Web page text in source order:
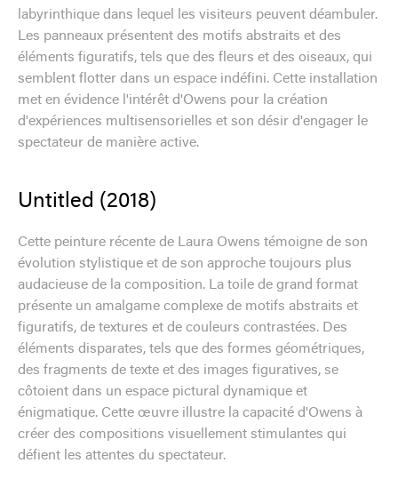
labyrinthique dans lequel les visiteurs peuvent déambuler.
Les panneaux présentent des motifs abstraits et des
éléments figuratifs, tels que des fleurs et des oiseaux, qui
semblent flotter dans un espace indéfini. Cette installation
met en évidence l'intérêt d'Owens pour la création
d'expériences multisensorielles et son désir d'engager le
spectateur de manière active.
Untitled (2018)
Cette peinture récente de Laura Owens témoigne de son
évolution stylistique et de son approche toujours plus
audacieuse de la composition. La toile de grand format
présente un amalgame complexe de motifs abstraits et
figuratifs, de textures et de couleurs contrastées. Des
éléments disparates, tels que des formes géométriques,
des fragments de texte et des images figuratives, se
côtoient dans un espace pictural dynamique et
énigmatique. Cette œuvre illustre la capacité d'Owens à
créer des compositions visuellement stimulantes qui
défient les attentes du spectateur.